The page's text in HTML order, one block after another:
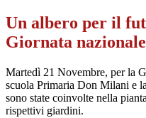
Un albero per il
Giornata
Martedì 21 Novembre, per la
scuola Primaria Don Milani e
sono state coinvolte nella
rispettivi giardini.